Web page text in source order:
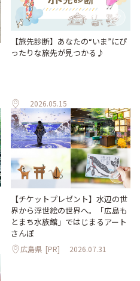
【旅先診断】あなたの“いま”にぴ
ったりな旅先が見つかる♪
2026.05.15
【チケットプレゼント】水辺の世
界から浮世絵の世界へ。「広島も
とまち水族館」ではじまるアート
さんぽ
広島県 [PR] 2026.07.31